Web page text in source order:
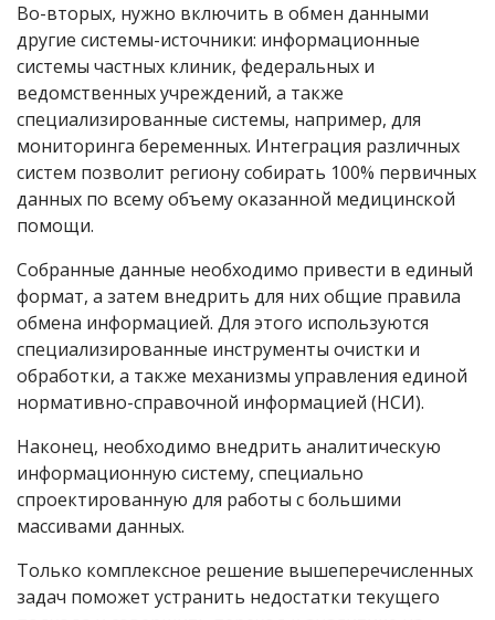
Во-вторых, нужно включить в обмен данными
другие системы-источники: информационные
системы частных клиник, федеральных и
ведомственных учреждений, а также
специализированные системы, например, для
мониторинга беременных. Интеграция различных
систем позволит региону собирать 100% первичных
данных по всему объему оказанной медицинской
помощи.
Собранные данные необходимо привести в единый
формат, а затем внедрить для них общие правила
обмена информацией. Для этого используются
специализированные инструменты очистки и
обработки, а также механизмы управления единой
нормативно-справочной информацией (НСИ).
Наконец, необходимо внедрить аналитическую
информационную систему, специально
спроектированную для работы с большими
массивами данных.
Только комплексное решение вышеперечисленных
задач поможет устранить недостатки текущего